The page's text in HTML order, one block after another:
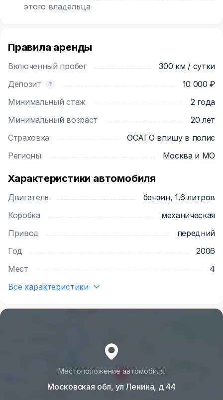
этого владельца
Правила аренды
Включенный пробег
300 км / сутки
Депозит
10 000 ₽
Минимальный стаж
2 года
Минимальный возраст
20 лет
Страховка
ОСАГО впишу в полис
Регионы
Москва и МО
Характеристики автомобиля
Двигатель
бензин, 1.6 литров
Коробка
механическая
Привод
передний
Год
2006
Мест
4
Все характеристики
Местоположение автомобиля
Московская обл, ул Ленина, д 44